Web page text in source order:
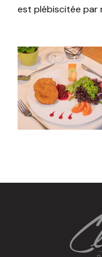
est plébiscitée par